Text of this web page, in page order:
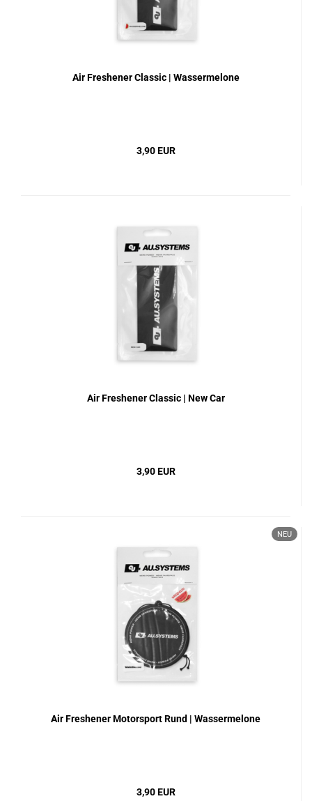
Air Freshener Classic | Wassermelone
3,90 EUR
Air Freshener Classic | New Car
3,90 EUR
NEU
Air Freshener Motorsport Rund | Wassermelone
3,90 EUR